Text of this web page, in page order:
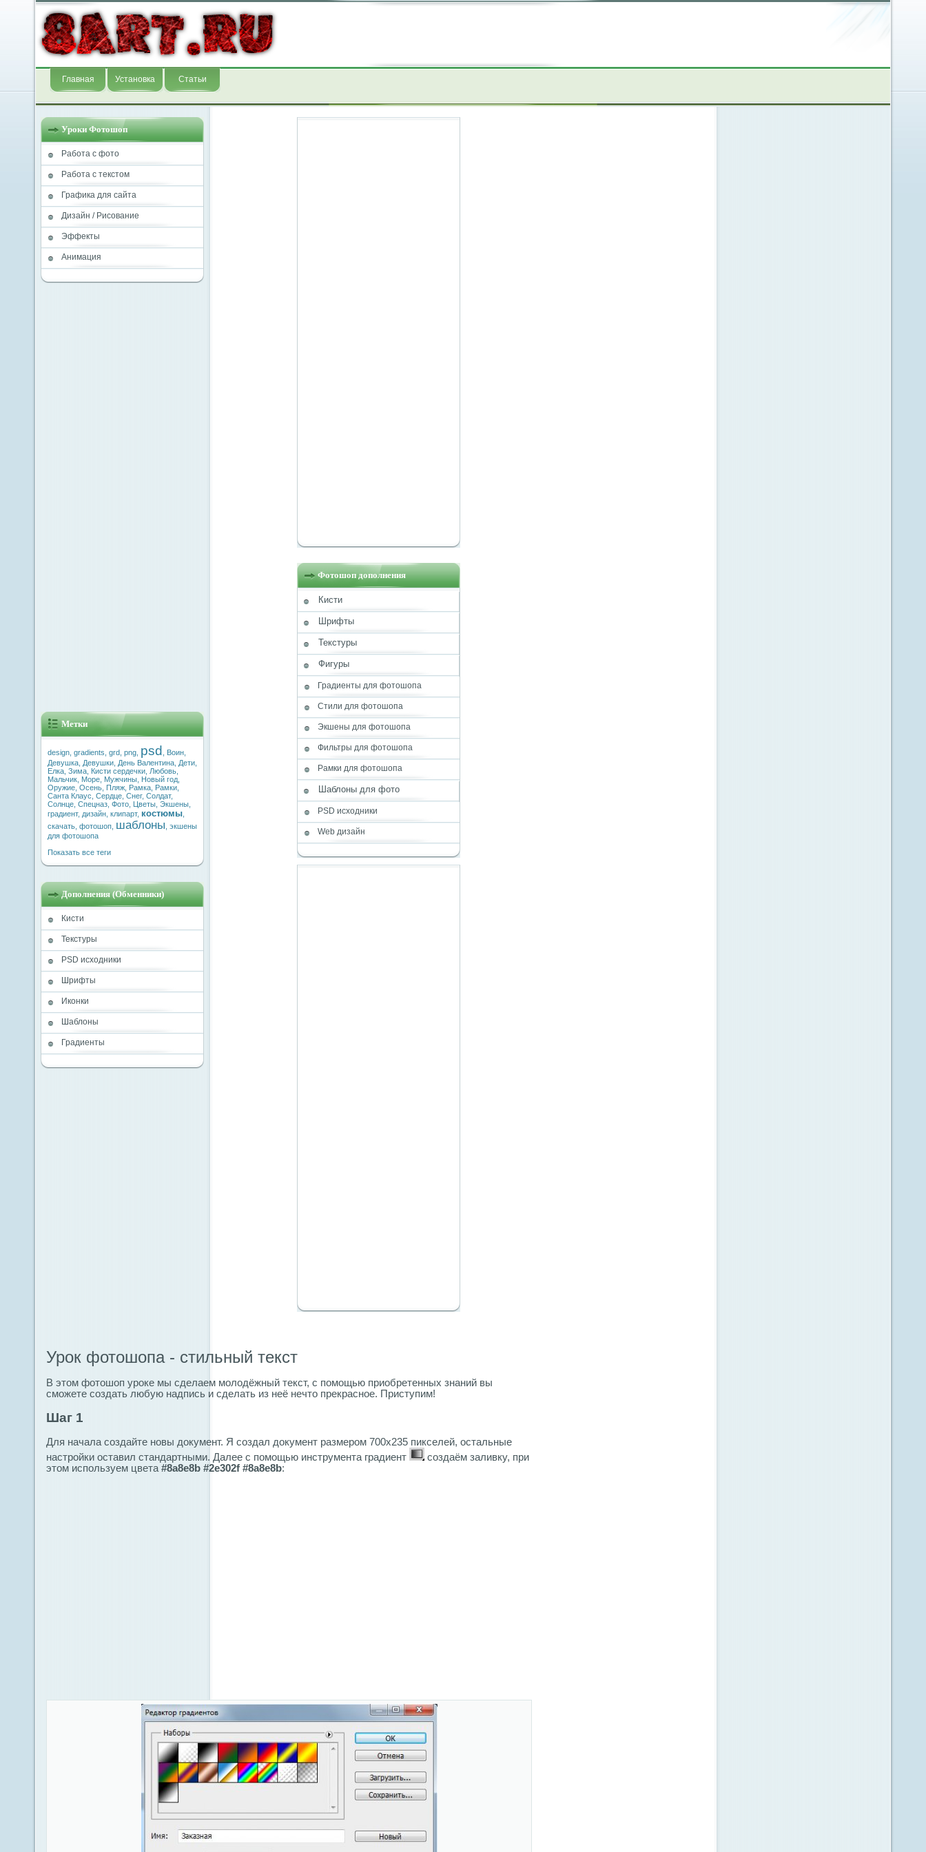
Главная Установка Статьи
Уроки Фотошоп
Работа с фото
Работа с текстом
Графика для сайта
Дизайн / Рисование
Эффекты
Анимация
Метки
design gradients grd png psd Воин
Девушка Девушки День Валентина Дети
Елка Зима Кисти сердечки Любовь
Мальчик Море Мужчины Новый год
Оружие Осень Пляж Рамка Рамки
Санта Клаус Сердце Снег, Солдат,
Солнце Спецназ Фото Цветы Экшены
градиент, дизайн клипарт, костюмы
скачать фотошоп шаблоны экшены
для фотошопа
Показать все теги
Дополнения (Обменники)
Кисти
Текстуры
PSD исходники
Шрифты
Иконки
Шаблоны
Градиенты
Фотошоп дополнения
Кисти
Шрифты
Текстуры
Фигуры
Градиенты для фотошопа
Стили для фотошопа
Экшены для фотошопа
Фильтры для фотошопа
Рамки для фотошопа
Шаблоны для фото
PSD исходники
Web дизайн
Урок фотошопа - стильный текст
В этом фотошоп уроке мы сделаем молодёжный текст, с помощью приобретенных знаний вы
сможете создать любую надпись и сделать из неё нечто прекрасное. Приступим!
Шаг 1
Для начала создайте новы документ. Я создал документ размером 700х235 пикселей, остальные
настройки оставил стандартными. Далее с помощью инструмента градиент
создаём заливку, при
этом используем цвета #8a8e8b #2e302f #8a8e8b: